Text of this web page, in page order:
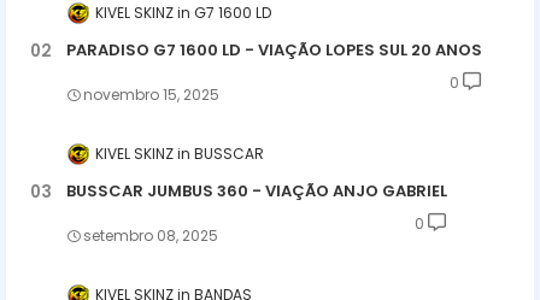
KIVEL SKINZ G7 1600 LD
PARADISO G7 1600 LD - VIAÇÃO LOPES SUL 20 ANOS
novembro 15, 2025
0
KIVEL SKINZ BUSSCAR
BUSSCAR JUMBUS 360 - VIAÇÃO ANJO GABRIEL
setembro 08, 2025
0
KIVEL SKINZ BANDAS